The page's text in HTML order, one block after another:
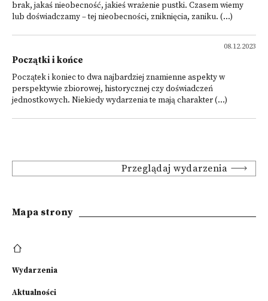
brak, jakaś nieobecność, jakieś wrażenie pustki. Czasem wiemy
lub doświadczamy – tej nieobecności, zniknięcia, zaniku. (...)
08.12.2023
Początki i końce
Początek i koniec to dwa najbardziej znamienne aspekty w
perspektywie zbiorowej, historycznej czy doświadczeń
jednostkowych. Niekiedy wydarzenia te mają charakter (...)
Przeglądaj wydarzenia
Mapa strony
Wydarzenia
Aktualności